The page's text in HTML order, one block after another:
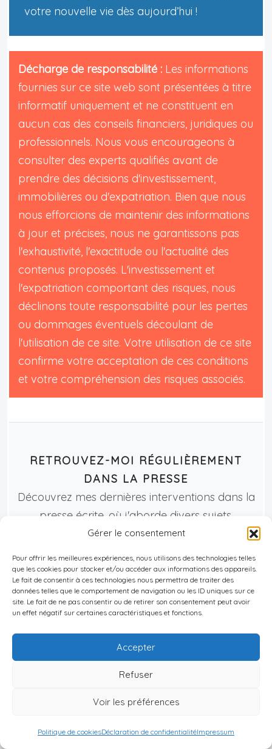
Gérer le consentement
Pour offrir les meilleures expériences, nous utilisons des technologies telles
que les cookies pour stocker et/ou accéder aux informations des appareils.
Le fait de consentir à ces technologies nous permettra de traiter des
données telles que le comportement de navigation ou les ID uniques sur ce
site. Le fait de ne pas consentir ou de retirer son consentement peut avoir
un effet négatif sur certaines caractéristiques et fonctions.
Accepter
Refuser
Voir les préférences
Politique de cookiesDéclaration de confidentialitéImpressum
votre nouvelle vie dès aujourd’hui !
Décharge de responsabilité : Les informations
fournies sur ce site web sont présentées à titre
informatif uniquement et ne constituent en
aucun cas des conseils financiers, juridiques ou
professionnels. Nous vous encourageons à
consulter des experts qualifiés avant de
prendre des décisions d'investissement,
immobilières ou d'expatriation. Bien que nous
nous efforcions de maintenir des informations
à jour et précises, nous ne garantissons pas
l'exhaustivité, l'exactitude ou l'actualité des
contenus proposés. L'investissement et
l'expatriation comportant des risques, nous
déclinons toute responsabilité pour les pertes
ou dommages éventuels découlant de
l'utilisation de ce site. Votre utilisation de ce site
confirme votre acceptation de ces conditions
et votre compréhension des risques associés.
RETROUVEZ-MOI RÉGULIÈREMENT
DANS LA PRESSE
Découvrez mes dernières interventions dans la
presse écrite, où j'aborde divers sujets.